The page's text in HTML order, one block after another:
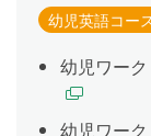
幼児英語コー
幼児ワー
幼児ワー